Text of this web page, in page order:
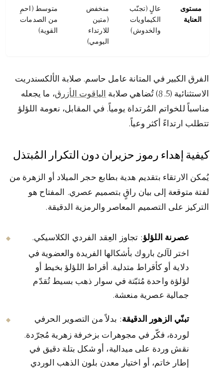
مستوى
العناية
عالٍ (تجنّب
الكيماويات
والخدوش)
منخفض
(متين
للارتداء
اليومي)
متوسط (احمِ
من الصدمات
القوية)
الفرق الكبير في المتانة عامل حاسم. صلابة الألكسندريت
الاستثنائية (8.5) تُضاهي صلابة
الياقوت الأزرق، ما يجعله
مناسباً للخواتم المُرتداة يومياً. في المقابل، نعومة اللؤلؤ
تتطلب ارتداءً أكثر وعياً.
كيفية إهداء رموز حزيران دون التكرار المُبتذل
يُمكن الارتقاء بتقديم هدية بطابع حجر الميلاد أو الزهرة من
لفتة متوقعة إلى بيان راقٍ بتصميم عصري. المفتاح هو
التركيز على التصميم المعاصر والرمزية الدقيقة.
عصرنة اللؤلؤ: تجاوز العِقد الفردي الكلاسيكي.
اختر لآلئ باروك بأشكالها الفريدة والعضوية في
دلاية أو كأقراط متدلية. أقراط اللؤلؤ بخيط أو
لؤلؤة واحدة مُثبّتة في سوار ذهب بسيط تُقدّم
جمالية عصرية منعشة.
تبنّي الزهور الدقيقة: بدلاً من التصوير الحرفي
لوردة، فكّر في مجوهرات بزخرفة زهرية مُجرّدة.
نقش وردة على ميدالية، أو شكل بتلة دقيق في
إطار خاتم، أو اختيار معدن بلون الذهب الوردي